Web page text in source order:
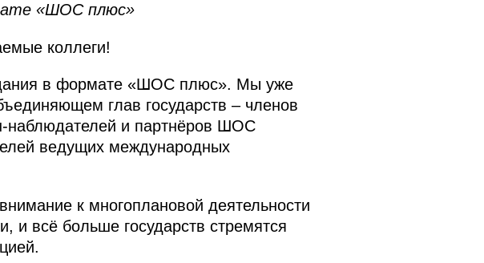
«ШОС плюс»
коллеги!
в формате «ШОС плюс». Мы уже
глав государств – членов
наблюдателей и партнёров ШОС
ведущих международных
к многоплановой деятельности
и всё больше государств стремятся